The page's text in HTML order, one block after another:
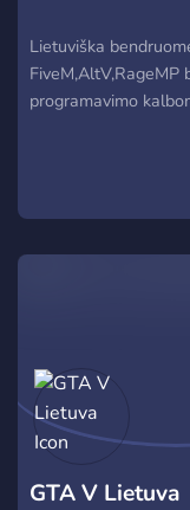
Lietuviška
programavimo
GTA V Lietuva